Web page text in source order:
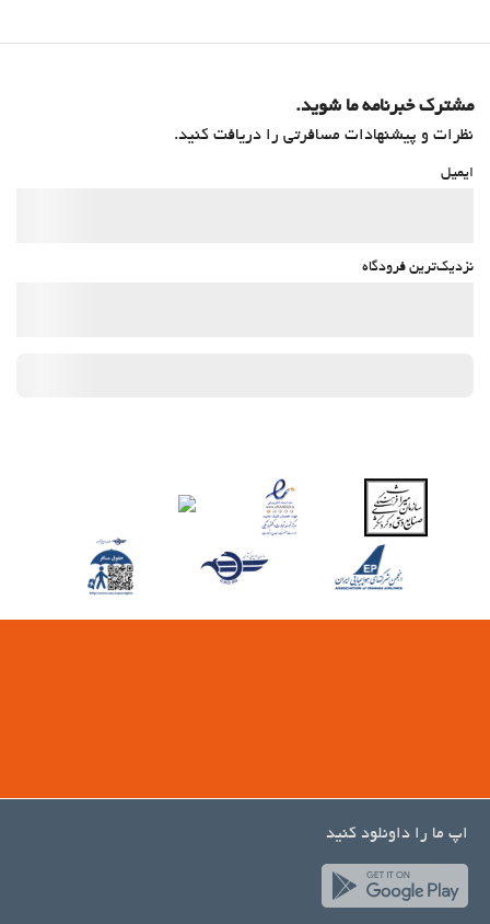
مشترک خبرنامه ما شوید.
نظرات و پیشنهادات مسافرتی را دریافت کنید.
ایمیل
نزدیک‌ترین فرودگاه
اپ ما را داونلود کنید